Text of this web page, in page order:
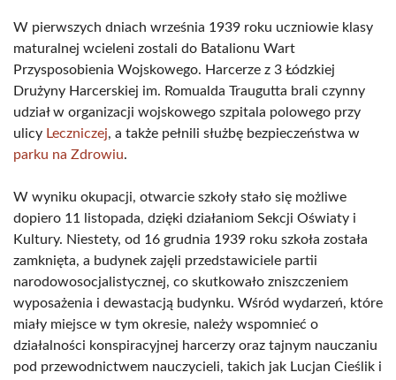
W pierwszych dniach września 1939 roku uczniowie klasy
maturalnej wcieleni zostali do Batalionu Wart
Przysposobienia Wojskowego. Harcerze z 3 Łódzkiej
Drużyny Harcerskiej im. Romualda Traugutta brali czynny
udział w organizacji wojskowego szpitala polowego przy
ulicy Leczniczej, a także pełnili służbę bezpieczeństwa w
parku na Zdrowiu.
W wyniku okupacji, otwarcie szkoły stało się możliwe
dopiero 11 listopada, dzięki działaniom Sekcji Oświaty i
Kultury. Niestety, od 16 grudnia 1939 roku szkoła została
zamknięta, a budynek zajęli przedstawiciele partii
narodowosocjalistycznej, co skutkowało zniszczeniem
wyposażenia i dewastacją budynku. Wśród wydarzeń, które
miały miejsce w tym okresie, należy wspomnieć o
działalności konspiracyjnej harcerzy oraz tajnym nauczaniu
pod przewodnictwem nauczycieli, takich jak Lucjan Cieślik i